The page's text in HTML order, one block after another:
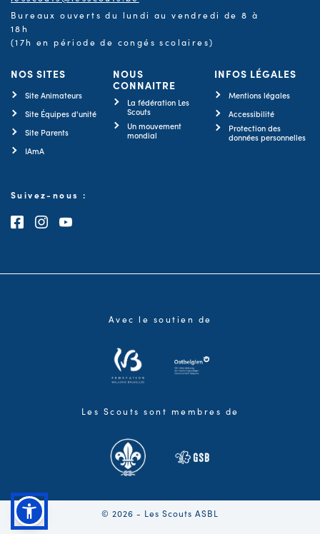
Bureaux ouverts du lundi au vendredi de 8 à
18h
(17h en période de congés scolaires)
NOS SITES
Site Animateurs
Site Équipes d'unité
Site Parents
IAmA
NOUS
CONNAITRE
La fédération Les
Scouts
Un mouvement
mondial
INFOS LÉGALES
Mentions légales
Accessibilité
Protection des
données personnelles
Suivez-nous :
Consultez notre page Facebook
Consultez notre page Instagram
Consultez notre chaîne Youtube
Avec le soutien de
Les Scouts sont membres de
© 2026 - Les Scouts ASBL